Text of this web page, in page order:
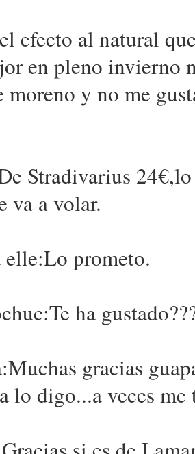
efecto al natural
en pleno invierno
moreno y no me
Stradivarius
va a volar.
prometo.
ha
gracias
lo digo...a veces